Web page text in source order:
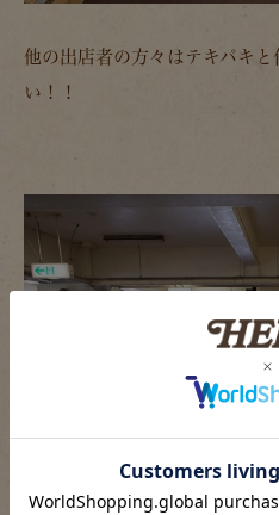
他の出店者の方々はテキパキ
い！！